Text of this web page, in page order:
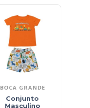
BOCA GRANDE
Conjunto
Masculino